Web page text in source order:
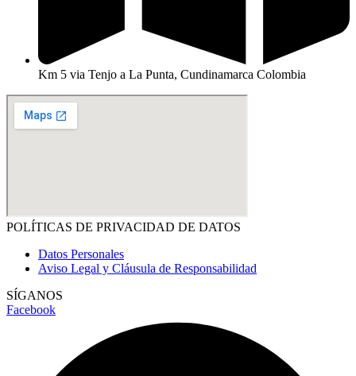
Km 5 via Tenjo a La Punta, Cundinamarca Colombia
POLÍTICAS DE PRIVACIDAD DE DATOS
Datos Personales
Aviso Legal y Cláusula de Responsabilidad
SÍGANOS
Facebook